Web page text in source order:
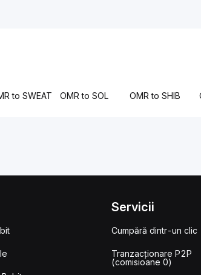
to SWEAT OMR to SOL OMR to SHIB
Servicii
Cumpără dintr-un clic
Tranzacționare P2P
(comisioane 0)